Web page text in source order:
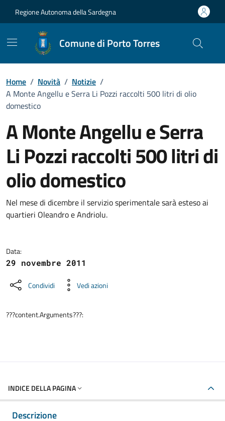
Regione Autonoma della Sardegna
Comune di Porto Torres
Home / Novità / Notizie /
A Monte Angellu e Serra Li Pozzi raccolti 500 litri di olio
domestico
A Monte Angellu e Serra
Li Pozzi raccolti 500 litri di
olio domestico
Dettagli della notizia
Nel mese di dicembre il servizio sperimentale sarà esteso ai
quartieri Oleandro e Andriolu.
Data:
29 novembre 2011
Condividi Vedi azioni
???content.Arguments???:
INDICE DELLA PAGINA
Descrizione